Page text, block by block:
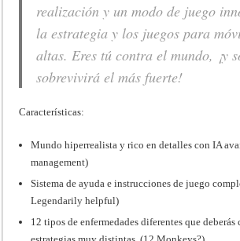
realización y un modo de juego
la estrategia y los juegos para
altas. Eres tú contra el mundo, ¡y
sobrevivirá el más fuerte!
Características:
Mundo hiperrealista y rico en detalles con IA
management)
Sistema de ayuda e instrucciones de juego
Legendarily helpful)
12 tipos de enfermedades diferentes que